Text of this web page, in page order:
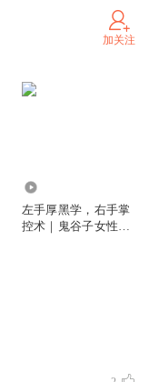
加关注
左手厚黑学，右手掌
控术｜鬼谷子女性必